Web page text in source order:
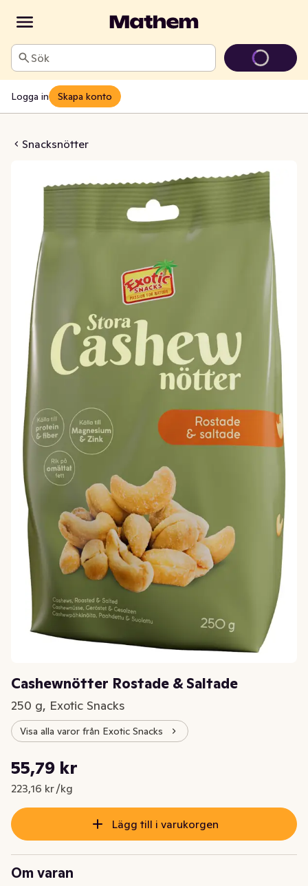
Sök
Logga in Skapa konto
Snacksnötter
& Saltade
Cashewnötter Rostade & Saltade
250 g, Exotic Snacks
Visa alla varor från Exotic Snacks
Nuvarande pris är: 55,79 kr
55,79 kr
223,16 kr /kg
Styckpris: 223,16 kr /kg
Lägg till i varukorgen
Om varan